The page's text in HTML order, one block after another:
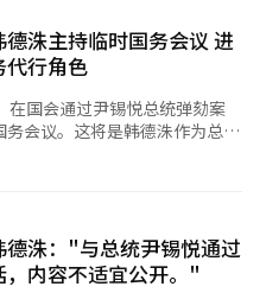
总统职权。此外，代理总统还
。 在政府运作方
国务调整室来报告和处理日常
行政部门政策，然而，外交、
统秘书室主导。因此，相关领
此，普遍认为
权力，而不是积极介入国政运
野党主导的“内乱常设特别调
的状态。 目前，共同
。与此前卢武铉政府和朴槿惠政
动范围明显受到限制。预计在
审判期间，韩德洙可能更多采
德洙主持临时国务会议 进
代行角色
在国会通过尹锡悦总统弹劾案
会议。这将是韩德洙作为总统
向。据悉，韩德洙将在此之前
责人通话，下达确保国家安全
德洙："与总统尹锡悦通过
，内容不适宜公开。"